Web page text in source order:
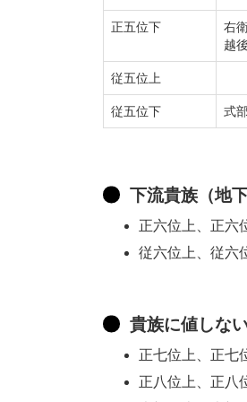
正五位下
右
越
従五位上
従五位下 式
下流貴族（地下
正六位上、正六
従六位上、従六
貴族に値しな
正七位上、正七
正八位上、正八